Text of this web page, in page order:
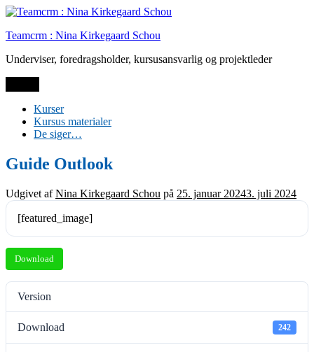
Spring
indhold
Teamcrm : Nina Kirkegaard Schou
Underviser, foredragsholder, kursusansvarlig og projektleder
Kurser
Kursus materialer
De siger…
Guide Outlook
Udgivet afNina Kirkegaard Schou på 25. januar 20243. juli 2024
[featured_image]
Download
Version
Download 242